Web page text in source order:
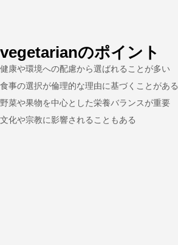
vegetarianのポイント
健康や環境への配慮から選ばれることが多い
食事の選択が倫理的な理由に基づくことがある
野菜や果物を中心とした栄養バランスが重要
文化や宗教に影響されることもある